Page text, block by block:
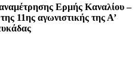
Ερμής Καναλίου –
11ης αγωνιστικής της Α’